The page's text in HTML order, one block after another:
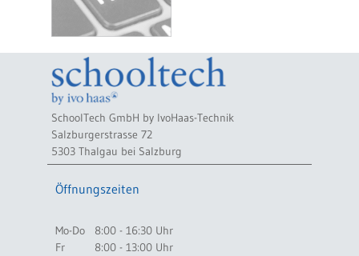
SchoolTech GmbH by IvoHaas-Technik
Salzburgerstrasse 72
5303 Thalgau bei Salzburg
Öffnungszeiten
Mo-Do
8:00 - 16:30 Uhr
Fr
8:00 - 13:00 Uhr